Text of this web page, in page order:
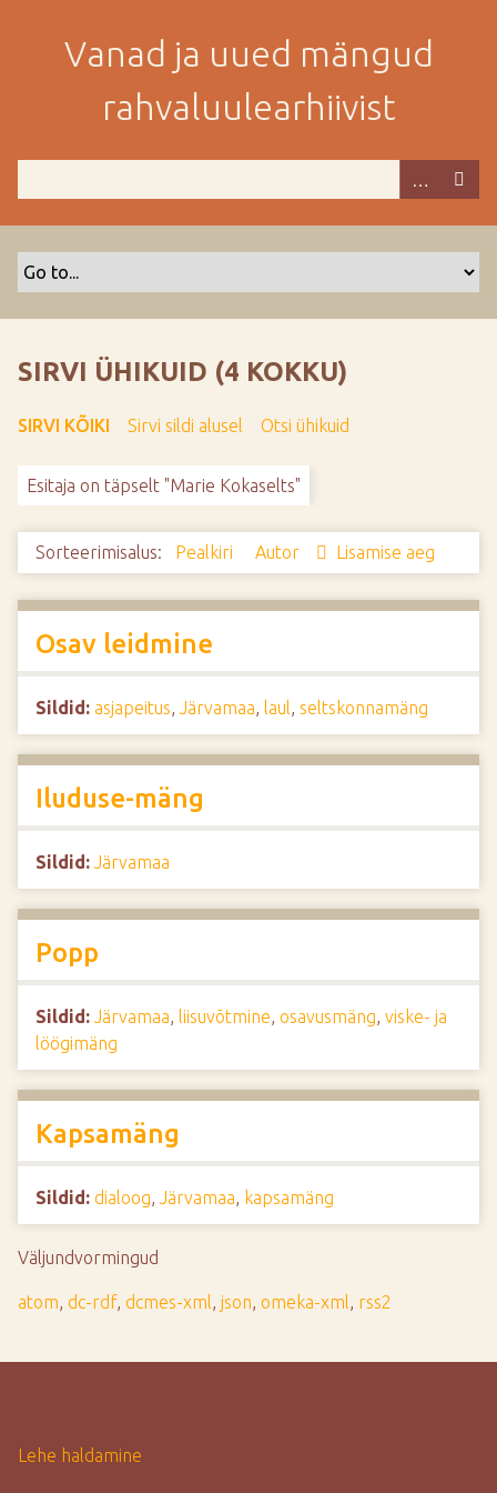
i
Vanad ja uued mängud
rahvaluulearhiivist
SIRVI ÜHIKUID (4 KOKKU)
SIRVI KÕIKI Sirvi sildi alusel Otsi ühikuid
Esitaja on täpselt "Marie Kokaselts"
Sorteerimisalus: Pealkiri Autor Lisamise aeg
Osav leidmine
Sildid: asjapeitus, Järvamaa, laul, seltskonnamäng
Iluduse-mäng
Sildid: Järvamaa
Popp
Sildid: Järvamaa, liisuvõtmine, osavusmäng, viske- ja
löögimäng
Kapsamäng
Sildid: dialoog, Järvamaa, kapsamäng
Väljundvormingud
atom, dc-rdf, dcmes-xml, json, omeka-xml, rss2
Lehe haldamine